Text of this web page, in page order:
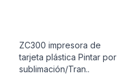
ZC300 impresora de
tarjeta plástica Pintar por
sublimación/Tran..